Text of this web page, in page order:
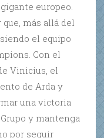
europeo.
más allá del
el equipo
Con el
Vinicius, el
de Arda y
una victoria
y mantenga
por seguir